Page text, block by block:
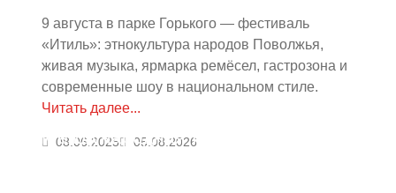
9 августа в парке Горького — фестиваль
«Итиль»: этнокультура народов Поволжья,
живая музыка, ярмарка ремёсел, гастрозона и
современные шоу в национальном стиле.
Читать далее...
08.06.2025 05.08.2026
Международная театральная